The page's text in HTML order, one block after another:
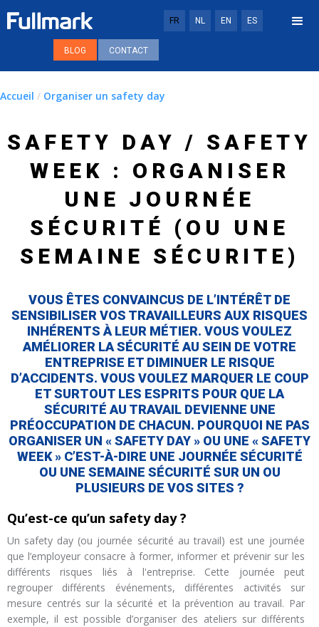
FR NL EN ES
BLOG CONTACT
Accueil / Organiser un safety day
SAFETY DAY / SAFETY
WEEK : ORGANISER
UNE JOURNÉE
SÉCURITÉ (OU UNE
SEMAINE SÉCURITE)
VOUS ÊTES CONVAINCUS DE L’INTÉRÊT DE
SENSIBILISER VOS TRAVAILLEURS AUX RISQUES
INHÉRENTS À LEUR MÉTIER. VOUS VOULEZ
AMÉLIORER LA SÉCURITÉ AU SEIN DE VOTRE
ENTREPRISE ET DIMINUER LE RISQUE
D’ACCIDENTS. VOUS VOULEZ MARQUER LE COUP
ET SURTOUT LES ESPRITS POUR QUE LA
SÉCURITÉ AU TRAVAIL DEVIENNE UNE
PRÉOCCUPATION DE CHACUN. POURQUOI NE PAS
ORGANISER UN « SAFETY DAY » OU UNE « SAFETY
WEEK » C’EST-À-DIRE UNE JOURNÉE SÉCURITÉ
OU UNE SEMAINE SÉCURITÉ SUR UN OU
PLUSIEURS DE VOS SITES ?
Qu’est-ce qu’un safety day ?
Un safety day (ou journée sécurité au travail) est une journée
que l’employeur consacre à former, informer et prévenir sur les
différents risques liés à l'entreprise. Cette journée peut
regrouper différents événements, différentes activités sur
mesure centrés sur la sécurité et la prévention au travail. Par
exemple, il est possible d’organiser des ateliers sur différents